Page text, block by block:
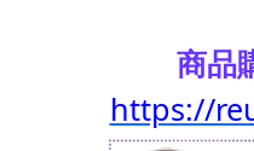
商品
https://